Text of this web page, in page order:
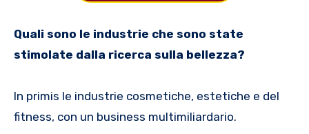
Quali sono le industrie che sono state
stimolate dalla ricerca sulla bellezza?
In primis le industrie cosmetiche, estetiche e del
fitness, con un business multimiliardario.